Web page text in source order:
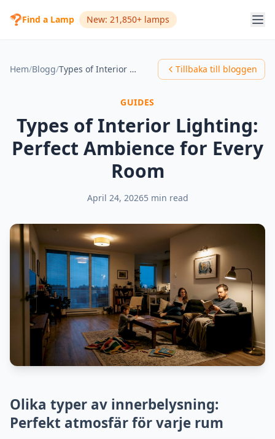
Find a Lamp New: 21,850+ lamps
Hem/Blogg/ Types of Interior Lighting: Perfect Ambience for Every Room Tillbaka till bloggen
GUIDES
Types of Interior Lighting:
Perfect Ambience for Every
Room
April 24, 20265 min read
Olika typer av innerbelysning:
Perfekt atmosfär för varje rum